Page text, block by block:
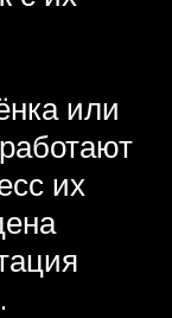
или
их